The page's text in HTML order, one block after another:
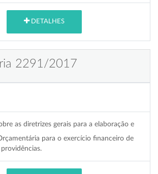
DETALHES
2291/2017
as diretrizes gerais para a elaboração e
para o exercício financeiro de